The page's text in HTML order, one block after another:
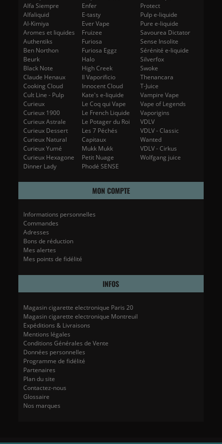
Alfa Siempre
Alfaliquid
Al-Kimiya
Aromes et liquides
Authentiks
Ben Northon
Beurk
Black Note
Claude Henaux
Cooking Cloud
Cult Line - Pulp
Curieux
Curieux 1900
Curieux Astrale
Curieux Dessert
Curieux Natural
Curieux Yumé
Curieux Hexagone
Dinner Lady
Enfer
E-tasty
Ever Vape
Fruizee
Furiosa
Furiosa Eggz
Halo
High Creek
Il Vaporificio
Innocent Cloud
Kate's e-liquide
Le Coq qui Vape
Le French Liquide
Le Potager du Roi
Les 7 Péchés
Capitaux
Mukk Mukk
Petit Nuage
Phodé SENSE
Protect
Pulp e-liquide
Pure e-liquide
Savourea Dictator
Sense Insolite
Sérénité e-liquide
Silverfox
Swoke
Thenancara
T-Juice
Vampire Vape
Vape of Legends
Vaporigins
VDLV
VDLV - Classic
Wanted
VDLV - Cirkus
Wolfgang juice
MON COMPTE
Informations personnelles
Commandes
Adresses
Bons de réduction
Mes alertes
Mes points de fidélité
INFOS
Magasin cigarette electronique Paris 20
Magasin cigarette electronique Montreuil
Expéditions & Livraisons
Mentions légales
Conditions Générales de Vente
Données personnelles
Programme de fidélité
Partenaires
Plan du site
Contactez-nous
Glossaire
Nos marques